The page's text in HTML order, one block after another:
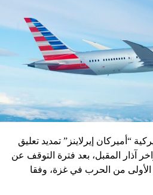
“أميركان إيرلاينز” تمديد تعليق
آذار المقبل، بعد فترة التوقف عن
الأولى من الحرب في غزة، وفقا